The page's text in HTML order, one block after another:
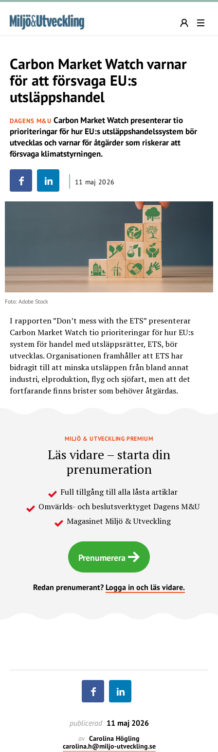
Carbon Market Watch varnar
för att försvaga EU:s
utsläppshandel
DAGENS M&U Carbon Market Watch presenterar tio
prioriteringar för hur EU:s utsläppshandelssystem bör
utvecklas och varnar för åtgärder som riskerar att
försvaga klimatstyrningen.
11 maj 2026
Foto: Adobe Stock
I rapporten ”Don’t mess with the ETS” presenterar
Carbon Market Watch tio prioriteringar för hur EU:s
system för handel med utsläppsrätter, ETS, bör
utvecklas. Organisationen framhåller att ETS har
bidragit till att minska utsläppen från bland annat
industri, elproduktion, flyg och sjöfart, men att det
fortfarande finns brister som behöver åtgärdas.
MILJÖ & UTVECKLING PREMIUM
Läs vidare – starta din
prenumeration
Full tillgång till alla låsta artiklar
Omvärlds- och beslutsverktyget Dagens M&U
Magasinet Miljö & Utveckling
Prenumerera
Redan prenumerant? Logga in och läs vidare.
publicerad 11 maj 2026
av Carolina Högling
carolina.h@miljo-utveckling.se